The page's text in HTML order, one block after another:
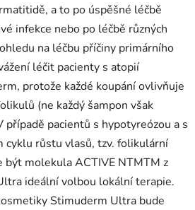
a to po úspěšné léčbě
infekce nebo po léčbě různých
na léčbu příčiny primárního
léčit pacienty s atopií
protože každé koupání ovlivňuje
(ne každý šampon však
pacientů s hypotyreózou a s
cyklu růstu vlasů, tzv. folikulární
být molekula ACTIVE NTMTM z
ideální volbou lokální terapie.
Stimuderm Ultra bude